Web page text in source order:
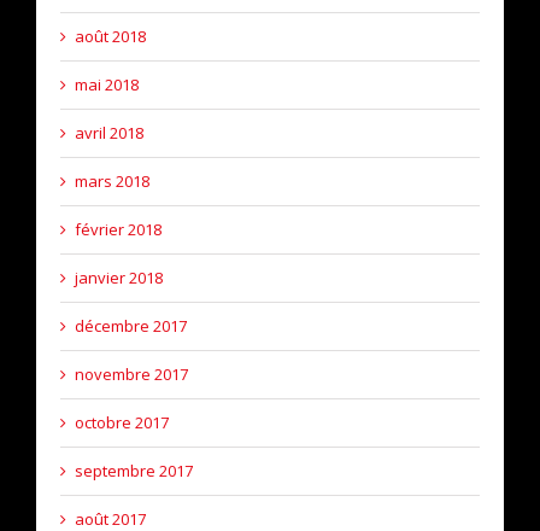
août 2018
mai 2018
avril 2018
mars 2018
février 2018
janvier 2018
décembre 2017
novembre 2017
octobre 2017
septembre 2017
août 2017